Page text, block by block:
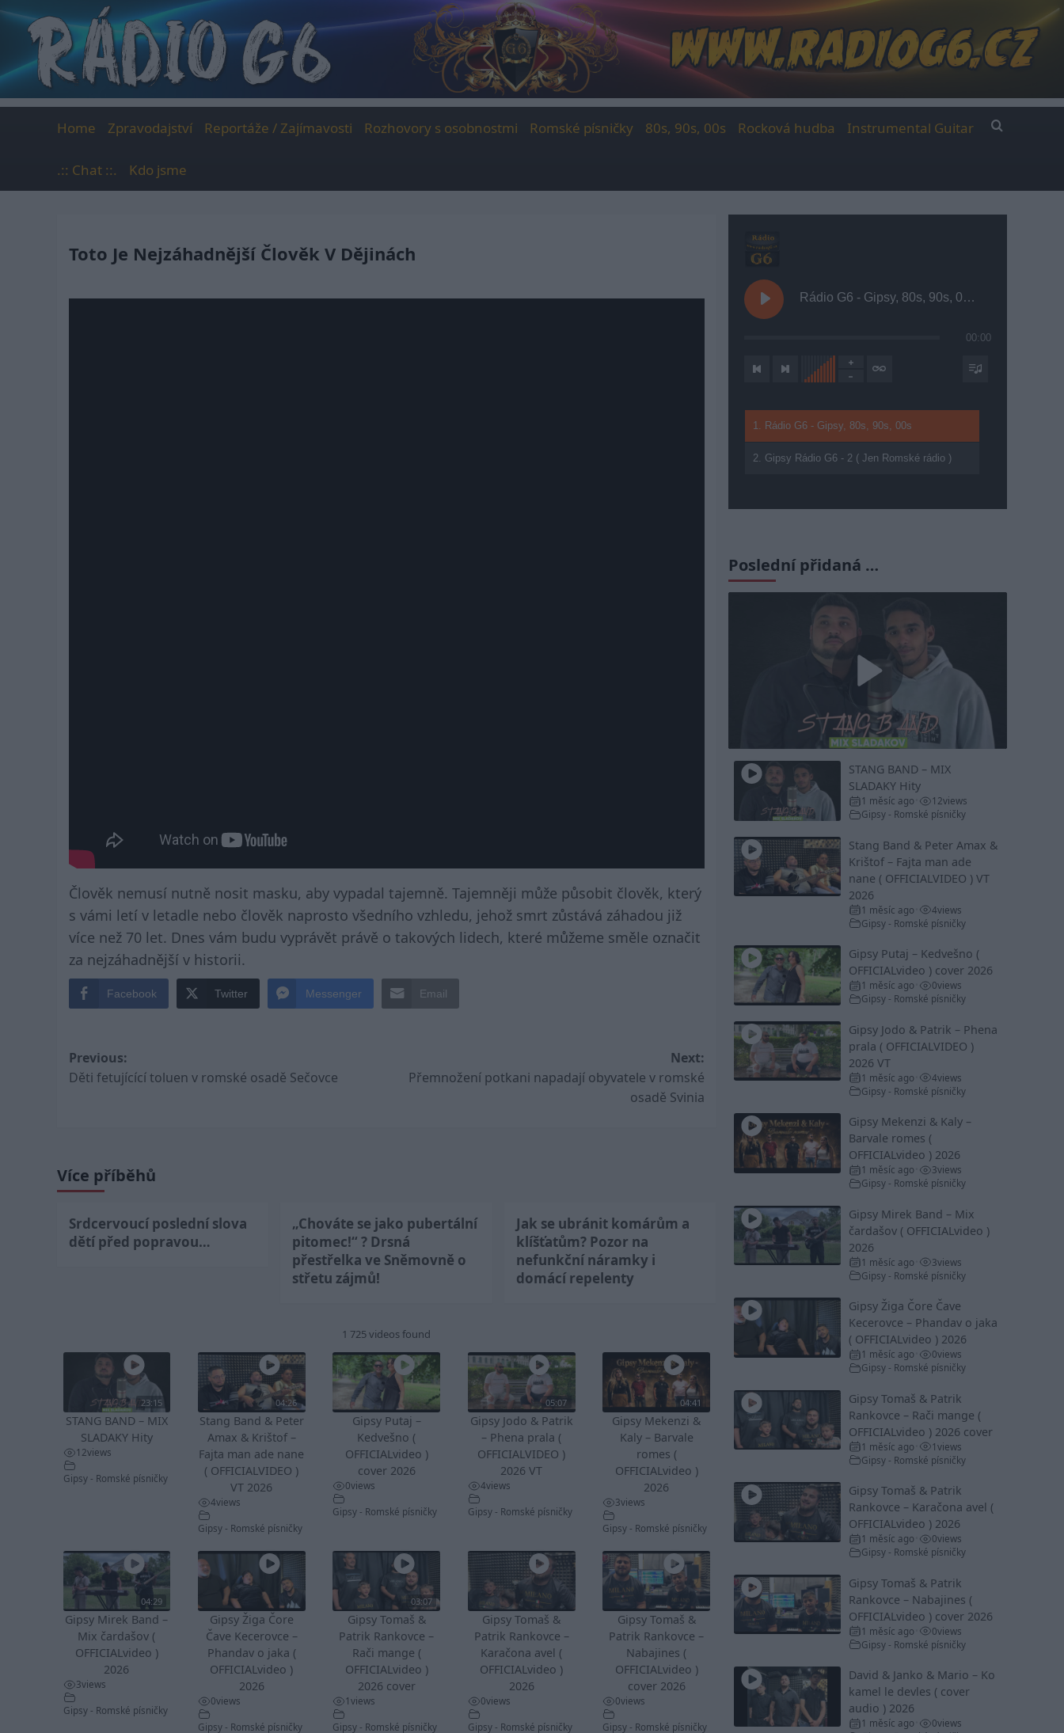
content
Home Zpravodajství Reportáže / Zajímavosti Rozhovory s osobnostmi Romské písničky 80s, 90s, 00s Rocková hudba Instrumental Guitar
.:: Chat ::. Kdo jsme
Toto Je Nejzáhadnější Člověk V Dějinách
Člověk nemusí nutně nosit masku, aby vypadal tajemně. Tajemněji může působit člověk, který
s vámi letí v letadle nebo člověk naprosto všedního vzhledu, jehož smrt zůstává záhadou již
více než 70 let. Dnes vám budu vyprávět právě o takových lidech, které můžeme směle označit
za nejzáhadnější v historii.
Facebook Twitter Messenger Email
Post
navigation
Previous:
Děti fetujícící toluen v romské osadě Sečovce
Next:
Přemnožení potkani napadají obyvatele v romské
osadě Svinia
Více příběhů
Srdcervoucí poslední slova
dětí před popravou…
„Chováte se jako pubertální
pitomec!“ ? Drsná
přestřelka ve Sněmovně o
střetu zájmů!
Jak se ubránit komárům a
klíšťatům? Pozor na
nefunkční náramky i
domácí repelenty
1 725 videos found
23:15
STANG BAND – MIX
SLADAKY Hity
12views
Gipsy - Romské písničky
04:26
Stang Band & Peter
Amax & Krištof –
Fajta man ade nane
( OFFICIALVIDEO )
VT 2026
4views
Gipsy - Romské písničky
Gipsy Putaj –
Kedvešno (
OFFICIALvideo )
cover 2026
0views
Gipsy - Romské písničky
05:07
Gipsy Jodo & Patrik
– Phena prala (
OFFICIALVIDEO )
2026 VT
4views
Gipsy - Romské písničky
04:41
Gipsy Mekenzi &
Kaly – Barvale
romes (
OFFICIALvideo )
2026
3views
Gipsy - Romské písničky
04:29
Gipsy Mirek Band –
Mix čardašov (
OFFICIALvideo )
2026
3views
Gipsy - Romské písničky
Gipsy Žiga Čore
Čave Kecerovce –
Phandav o jaka (
OFFICIALvideo )
2026
0views
Gipsy - Romské písničky
03:07
Gipsy Tomaš &
Patrik Rankovce –
Rači mange (
OFFICIALvideo )
2026 cover
1views
Gipsy - Romské písničky
Gipsy Tomaš &
Patrik Rankovce –
Karačona avel (
OFFICIALvideo )
2026
0views
Gipsy - Romské písničky
Gipsy Tomaš &
Patrik Rankovce –
Nabajines (
OFFICIALvideo )
cover 2026
0views
Gipsy - Romské písničky
Rádio G6 - Gipsy, 80s, 90s, 00s
00:00
1. Rádio G6 - Gipsy, 80s, 90s, 00s
2. Gipsy Rádio G6 - 2 ( Jen Romské rádio )
Poslední přidaná …
Play
Video
STANG BAND – MIX
SLADAKY Hity
1 měsíc ago 12views
Gipsy - Romské písničky
Stang Band & Peter Amax &
Krištof – Fajta man ade
nane ( OFFICIALVIDEO ) VT
2026
1 měsíc ago 4views
Gipsy - Romské písničky
Gipsy Putaj – Kedvešno (
OFFICIALvideo ) cover 2026
1 měsíc ago 0views
Gipsy - Romské písničky
Gipsy Jodo & Patrik – Phena
prala ( OFFICIALVIDEO )
2026 VT
1 měsíc ago 4views
Gipsy - Romské písničky
Gipsy Mekenzi & Kaly –
Barvale romes (
OFFICIALvideo ) 2026
1 měsíc ago 3views
Gipsy - Romské písničky
Gipsy Mirek Band – Mix
čardašov ( OFFICIALvideo )
2026
1 měsíc ago 3views
Gipsy - Romské písničky
Gipsy Žiga Čore Čave
Kecerovce – Phandav o jaka
( OFFICIALvideo ) 2026
1 měsíc ago 0views
Gipsy - Romské písničky
Gipsy Tomaš & Patrik
Rankovce – Rači mange (
OFFICIALvideo ) 2026 cover
1 měsíc ago 1views
Gipsy - Romské písničky
Gipsy Tomaš & Patrik
Rankovce – Karačona avel (
OFFICIALvideo ) 2026
1 měsíc ago 0views
Gipsy - Romské písničky
Gipsy Tomaš & Patrik
Rankovce – Nabajines (
OFFICIALvideo ) cover 2026
1 měsíc ago 0views
Gipsy - Romské písničky
David & Janko & Mario – Ko
kamel le devles ( cover
audio ) 2026
1 měsíc ago 0views